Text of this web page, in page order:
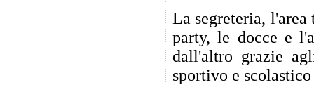
La segreteria,
party, le docce e
dall'altro grazie
sportivo e